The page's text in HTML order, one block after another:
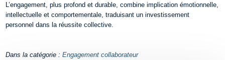
L’engagement, plus profond et durable, combine implication émotionnelle,
intellectuelle et comportementale, traduisant un investissement
personnel dans la réussite collective.
Dans la catégorie :Engagement collaborateur